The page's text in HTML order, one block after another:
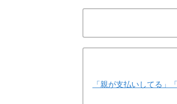
「親が支払いしてる」